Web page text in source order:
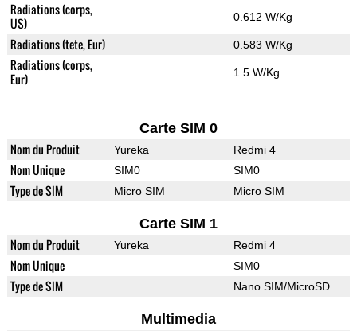
Radiations (corps,
US)
0.612 W/Kg
Radiations (tete, Eur) 0.583 W/Kg
Radiations (corps,
Eur)
1.5 W/Kg
Carte SIM 0
Nom du Produit Yureka Redmi 4
Nom Unique SIM0 SIM0
Type de SIM Micro SIM Micro SIM
Carte SIM 1
Nom du Produit Yureka Redmi 4
Nom Unique SIM0
Type de SIM Nano SIM/MicroSD
Multimedia